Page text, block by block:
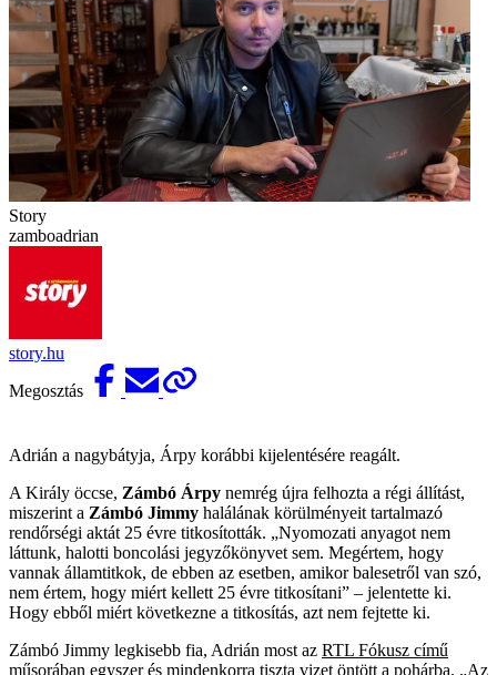
Story
zamboadrian
story.hu
Megosztás
Adrián a nagybátyja, Árpy korábbi kijelentésére reagált.
A Király öccse, Zámbó Árpy nemrég újra felhozta a régi állítást,
miszerint a Zámbó Jimmy halálának körülményeit tartalmazó
rendőrségi aktát 25 évre titkosították. „Nyomozati anyagot nem
láttunk, halotti boncolási jegyzőkönyvet sem. Megértem, hogy
vannak államtitkok, de ebben az esetben, amikor balesetről van szó,
nem értem, hogy miért kellett 25 évre titkosítani” – jelentette ki.
Hogy ebből miért következne a titkosítás, azt nem fejtette ki.
Zámbó Jimmy legkisebb fia, Adrián most az RTL Fókusz című
műsorában egyszer és mindenkorra tiszta vizet öntött a pohárba. „Az